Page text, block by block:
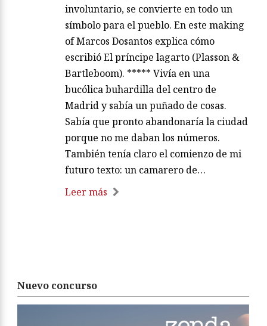
involuntario, se convierte en todo un
símbolo para el pueblo. En este making
of Marcos Dosantos explica cómo
escribió El príncipe lagarto (Plasson &
Bartleboom). ***** Vivía en una
bucólica buhardilla del centro de
Madrid y sabía un puñado de cosas.
Sabía que pronto abandonaría la ciudad
porque no me daban los números.
También tenía claro el comienzo de mi
futuro texto: un camarero de…
Leer más
Nuevo concurso